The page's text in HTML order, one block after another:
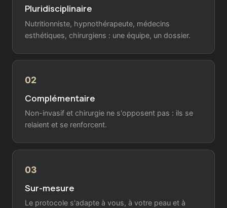
Pluridisciplinaire
Nutritionniste, hypnothérapeute, médecins
esthétiques, chirurgiens : une équipe, un dossier.
02
Complémentaire
Non-invasif et chirurgie ne s'opposent pas : ils se
relaient et se renforcent.
03
Sur-mesure
Le protocole s'adapte à vous, à votre peau et à